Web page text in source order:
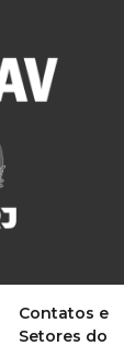
Contatos e
Setores do